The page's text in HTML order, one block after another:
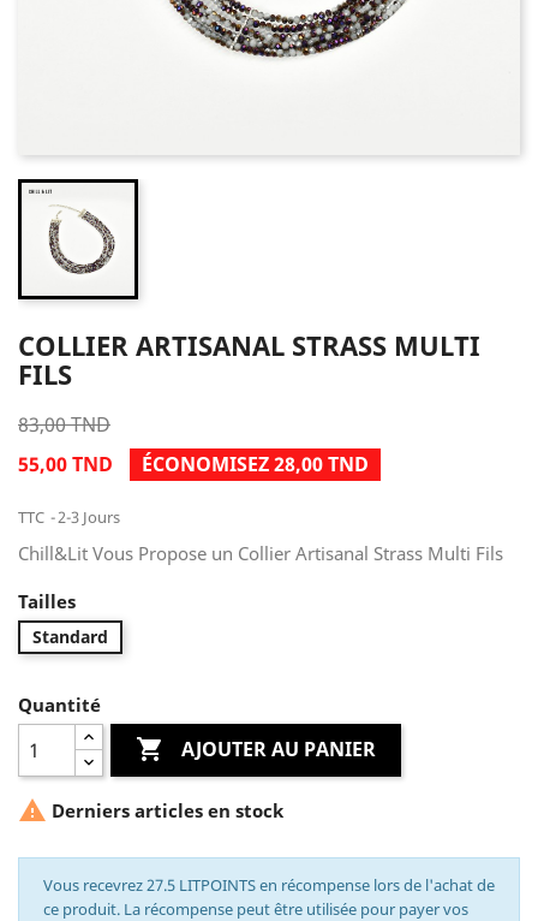
COLLIER ARTISANAL STRASS MULTI
FILS
83,00 TND
55,00 TND
ÉCONOMISEZ 28,00 TND
TTC 2-3 Jours
Chill&Lit Vous Propose un Collier Artisanal Strass Multi Fils
Tailles
Standard
Quantité
 AJOUTER AU PANIER
 Derniers articles en stock
Vous recevrez 27.5 LITPOINTS en récompense lors de l'achat de
ce produit. La récompense peut être utilisée pour payer vos